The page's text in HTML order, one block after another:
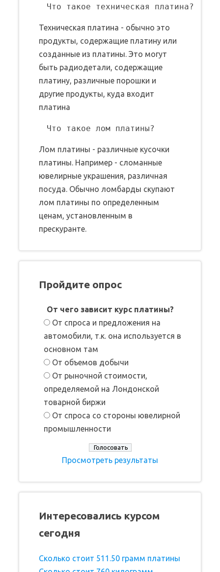
Техническая платина - обычно это
продукты, содержащие платину или
созданные из платины. Это могут
быть радиодетали, содержащие
платину, различные порошки и
другие продукты, куда входит
платина
Лом платины - различные кусочки
платины. Например - сломанные
ювелирные украшения, различная
посуда. Обычно ломбарды скупают
лом платины по определенным
ценам, установленным в
прескуранте.
Пройдите опрос
От чего зависит курс платины?
От спроса и предложения на
автомобили, т.к. она используется в
основном там
От объемов добычи
От рыночной стоимости,
определяемой на Лондонской
товарной биржи
От спроса со стороны ювелирной
промышленности
Просмотреть результаты
Интересовались курсом
сегодня
Сколько стоит 511.50 грамм платины